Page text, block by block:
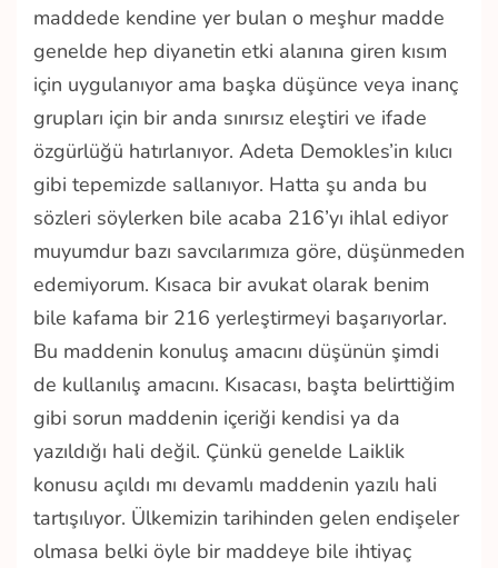
maddede kendine yer bulan o meşhur madde
genelde hep diyanetin etki alanına giren kısım
için uygulanıyor ama başka düşünce veya inanç
grupları için bir anda sınırsız eleştiri ve ifade
özgürlüğü hatırlanıyor. Adeta Demokles’in kılıcı
gibi tepemizde sallanıyor. Hatta şu anda bu
sözleri söylerken bile acaba 216’yı ihlal ediyor
muyumdur bazı savcılarımıza göre, düşünmeden
edemiyorum. Kısaca bir avukat olarak benim
bile kafama bir 216 yerleştirmeyi başarıyorlar.
Bu maddenin konuluş amacını düşünün şimdi
de kullanılış amacını. Kısacası, başta belirttiğim
gibi sorun maddenin içeriği kendisi ya da
yazıldığı hali değil. Çünkü genelde Laiklik
konusu açıldı mı devamlı maddenin yazılı hali
tartışılıyor. Ülkemizin tarihinden gelen endişeler
olmasa belki öyle bir maddeye bile ihtiyaç